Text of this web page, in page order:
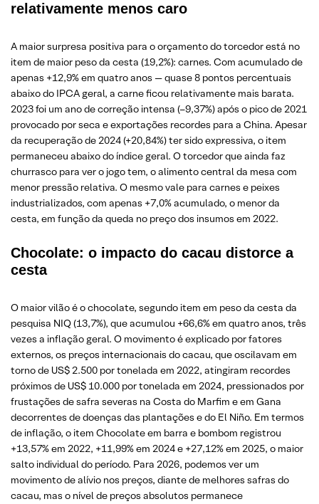
relativamente menos caro
A maior surpresa positiva para o orçamento do torcedor está no
item de maior peso da cesta (19,2%): carnes. Com acumulado de
apenas +12,9% em quatro anos — quase 8 pontos percentuais
abaixo do IPCA geral, a carne ficou relativamente mais barata.
2023 foi um ano de correção intensa (–9,37%) após o pico de 2021
provocado por seca e exportações recordes para a China. Apesar
da recuperação de 2024 (+20,84%) ter sido expressiva, o item
permaneceu abaixo do índice geral. O torcedor que ainda faz
churrasco para ver o jogo tem, o alimento central da mesa com
menor pressão relativa. O mesmo vale para carnes e peixes
industrializados, com apenas +7,0% acumulado, o menor da
cesta, em função da queda no preço dos insumos em 2022.
Chocolate: o impacto do cacau distorce a
cesta
O maior vilão é o chocolate, segundo item em peso da cesta da
pesquisa NIQ (13,7%), que acumulou +66,6% em quatro anos, três
vezes a inflação geral. O movimento é explicado por fatores
externos, os preços internacionais do cacau, que oscilavam em
torno de US$ 2.500 por tonelada em 2022, atingiram recordes
próximos de US$ 10.000 por tonelada em 2024, pressionados por
frustações de safra severas na Costa do Marfim e em Gana
decorrentes de doenças das plantações e do El Niño. Em termos
de inflação, o item Chocolate em barra e bombom registrou
+13,57% em 2022, +11,99% em 2024 e +27,12% em 2025, o maior
salto individual do período. Para 2026, podemos ver um
movimento de alívio nos preços, diante de melhores safras do
cacau, mas o nível de preços absolutos permanece